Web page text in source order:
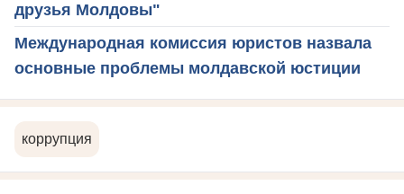
друзья Молдовы"
Международная комиссия юристов назвала
основные проблемы молдавской юстиции
коррупция